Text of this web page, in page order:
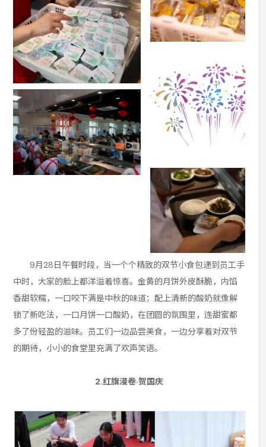
9月28日午餐时段，当一个个精致的双节小食包递到员工手
中时，大家的脸上都洋溢着惊喜。金黄的月饼外皮酥脆，内馅
香甜软糯，一口咬下满是中秋的味道；配上清新的酸奶就像解
锁了新吃法，一口月饼一口酸奶，在团圆的氛围里，连甜蜜都
多了份轻盈的滋味。员工们一边品尝美食，一边分享着对双节
的期待，小小的食堂里充满了欢声笑语。
2.红旗漫卷·贺国庆